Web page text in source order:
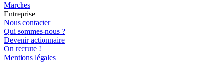
Marches
Entreprise
Nous contacter
Qui sommes-nous ?
Devenir actionnaire
On recrute !
Mentions légales